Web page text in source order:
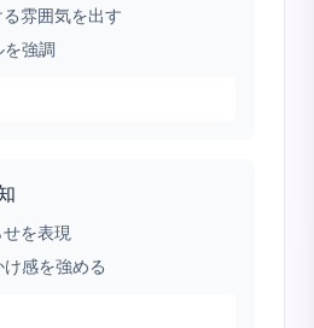
雰囲気を出す
強調
を表現
感を強める